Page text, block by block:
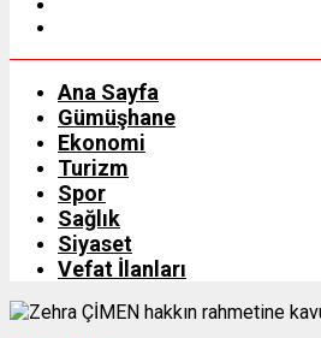
Ana Sayfa
Gümüşhane
Ekonomi
Turizm
Spor
Sağlık
Siyaset
Vefat İlanları